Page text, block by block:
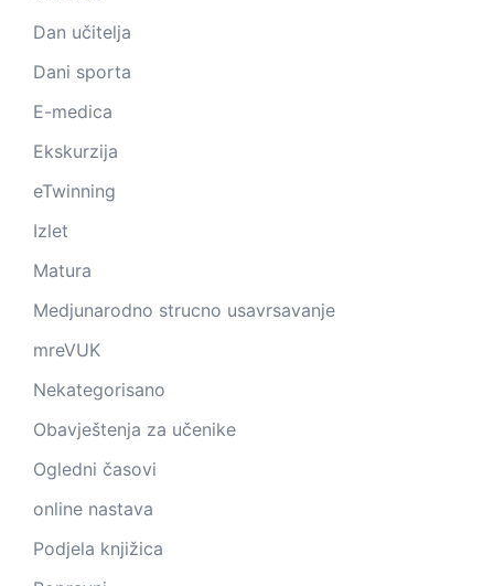
Dan učitelja
Dani sporta
E-medica
Ekskurzija
eTwinning
Izlet
Matura
Medjunarodno strucno usavrsavanje
mreVUK
Nekategorisano
Obavještenja za učenike
Ogledni časovi
online nastava
Podjela knjižica